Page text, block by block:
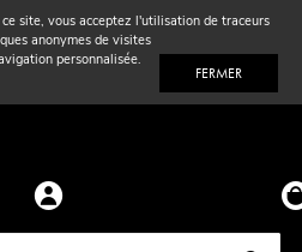
site, vous acceptez l'utilisation de traceurs
anonymes de visites
personnalisée.
FERMER